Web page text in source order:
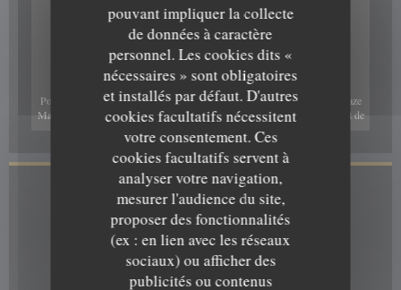
pouvant impliquer la collecte
de données à caractère
personnel. Les cookies dits «
nécessaires » sont obligatoires
et installés par défaut. D'autres
cookies facultatifs nécessitent
votre consentement. Ces
cookies facultatifs servent à
analyser votre navigation,
mesurer l'audience du site,
proposer des fonctionnalités
(ex : en lien avec les réseaux
sociaux) ou afficher des
publicités ou contenus
Pour afficher la carte interactive Waze, vous devez accepter les cookies Waze
Map (Google). Ces cookies peuvent collecter des données de navigation et de
localisation.
Autoriser
Infos pratiques
Cuisine
Tartes flambées, Pizza, Cuisine Traditionnelle